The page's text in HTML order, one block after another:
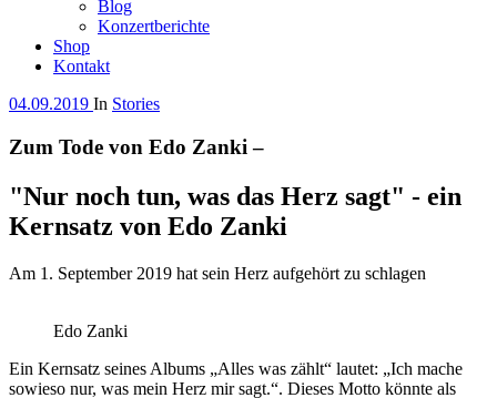
Blog
Konzertberichte
Shop
Kontakt
04.09.2019 In Stories
Zum Tode von Edo Zanki –
"Nur noch tun, was das Herz sagt" - ein
Kernsatz von Edo Zanki
Am 1. September 2019 hat sein Herz aufgehört zu schlagen
Edo Zanki
Ein Kernsatz seines Albums „Alles was zählt“ lautet: „Ich mache
sowieso nur, was mein Herz mir sagt.“. Dieses Motto könnte als